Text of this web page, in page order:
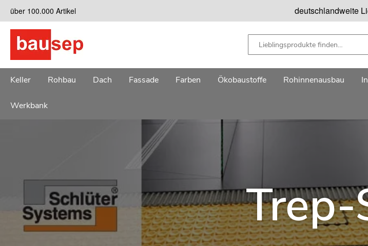
Zum
Inhalt
springen
über 100.000 Artikel deutschlandweite
Keller Rohbau Dach Fassade Farben Ökobaustoffe Rohinnenausbau
Werkbank